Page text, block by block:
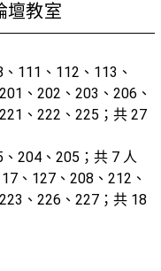
壇教室
111、112、113、
、202、203、206、
、222、225；共 27
204、205；共 7 人
、127、208、212、
、226、227；共 18